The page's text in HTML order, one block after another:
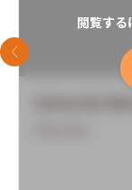
閲覧する
前のスライド